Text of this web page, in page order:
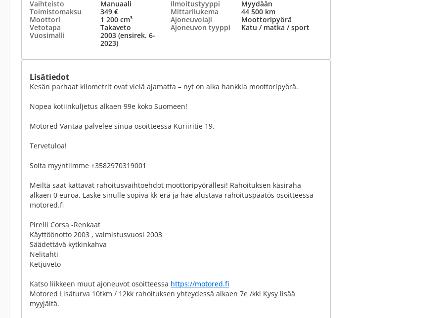
Vaihteisto Manuaali Ilmoitustyyppi
Myydään
Toimistomaksu
349 € Mittarilukema
44 500 km
Moottori
1 200 cm³ Ajoneuvolaji
Moottoripyörä
Vetotapa
Takaveto Ajoneuvon tyyppi
Katu / matka / sport
Vuosimalli
2003 (ensirek. 6-
2023)
Lisätiedot
Kesän parhaat kilometrit ovat vielä ajamatta – nyt on aika hankkia moottoripyörä.
Nopea kotiinkuljetus alkaen 99e koko Suomeen!
Motored Vantaa palvelee sinua osoitteessa Kuriiritie 19.
Tervetuloa!
Soita myyntiimme +3582970319001
Meiltä saat kattavat rahoitusvaihtoehdot moottoripyörällesi! Rahoituksen käsiraha
alkaen 0 euroa. Laske sinulle sopiva kk-erä ja hae alustava rahoituspäätös osoitteessa
motored.fi
Pirelli Corsa -Renkaat
Käyttöönotto 2003 , valmistusvuosi 2003
Säädettävä kytkinkahva
Nelitahti
Ketjuveto
Katso liikkeen muut ajoneuvot osoitteessa https://motored.fi
Motored Lisäturva 10tkm / 12kk rahoituksen yhteydessä alkaen 7e /kk! Kysy lisää
myyjältä.